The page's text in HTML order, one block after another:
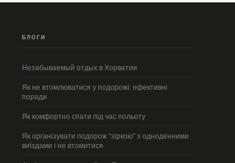
БЛОГИ
Незабываемый отдых в Хорватии
Як не втомлюватися у подорожі: ефективні
поради
Як комфортно спати під час польоту
Як організувати подорож “зіркою” з одноденними
виїздами і не втомитися